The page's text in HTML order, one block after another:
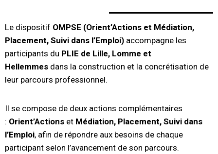
Le dispositif OMPSE (Orient’Actions et Médiation,
Placement, Suivi dans l’Emploi) accompagne les
participants du PLIE de Lille, Lomme et
Hellemmes dans la construction et la concrétisation de
leur parcours professionnel.
Il se compose de deux actions complémentaires
: Orient’Actions et Médiation, Placement, Suivi dans
l’Emploi, afin de répondre aux besoins de chaque
participant selon l’avancement de son parcours.